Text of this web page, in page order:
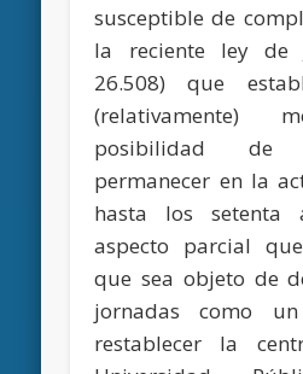
susceptible de
la reciente ley de
26.508) que
posibilidad
permanecer en la
hasta los setenta
aspecto parcial
que sea objeto de
jornadas como
restablecer la